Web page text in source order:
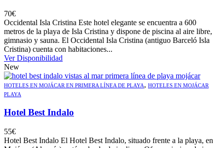
70€
Occidental Isla Cristina Este hotel elegante se encuentra a 600
metros de la playa de Isla Cristina y dispone de piscina al aire libre,
gimnasio y sauna. El Occidental Isla Cristina (antiguo Barceló Isla
Cristina) cuenta con habitaciones...
Ver Disponibilidad
New
HOTELES EN MOJÁCAR EN PRIMERA LÍNEA DE PLAYA, HOTELES EN MOJÁCAR
PLAYA
Hotel Best Indalo
55€
Hotel Best Indalo El Hotel Best Indalo, situado frente a la playa, en